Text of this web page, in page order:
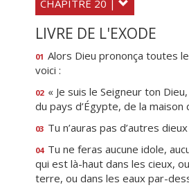
CHAPITRE 20 |
LIVRE DE L'EXODE
01 Alors Dieu prononça toutes
voici :
02 « Je suis le Seigneur ton
du pays d’Égypte, de la maison
03 Tu n’auras pas d’autres
04 Tu ne feras aucune idole,
qui est là-haut dans les cieux,
terre, ou dans les eaux par-